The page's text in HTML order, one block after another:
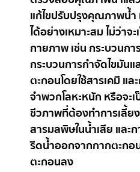
แก้ไขปรับปรุงคุณภาพน้ำ
ได้อย่างเหมาะสม ไม่ว่า
กายภาพ เช่น กระบวนก
กระบวนการกำจัดไขมัน
ตะกอนโดยใช้สารเคมี แ
จำพวกโลหะหนัก หรือจะ
ชีวภาพที่ต้องทำการเลี้ย
สารมลพิษในน้ำเสีย และ
รีดน้ำออกจากกากตะก
ตะกอนลง